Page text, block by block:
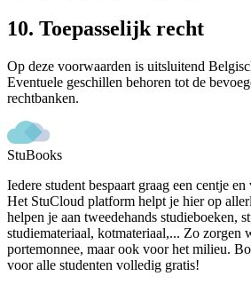
10. Toepasselijk recht
Op deze voorwaarden is uitsluitend
Eventuele geschillen behoren tot de
rechtbanken.
StuBooks
Iedere student bespaart graag een centje
Het StuCloud platform helpt je hier op
helpen je aan tweedehands studieboeken,
studiemateriaal, kotmateriaal,... Zo zorgen
portemonnee, maar ook voor het milieu.
voor alle studenten volledig gratis!